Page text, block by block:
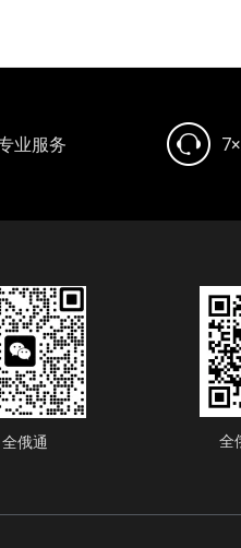
业服务
全俄通 全